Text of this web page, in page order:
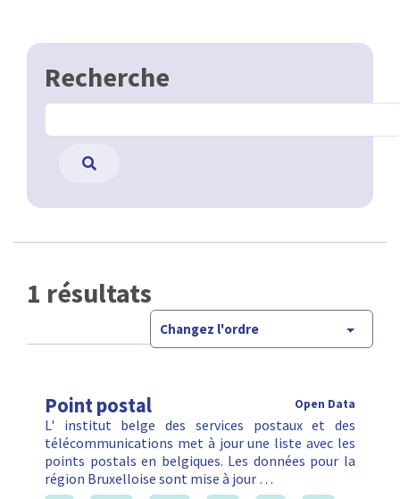
Recherche
1 résultats
Changez l'ordre
Point postal Open Data
L' institut belge des services postaux et des
télécommunications met à jour une liste avec les
points postals en belgiques. Les données pour la
région Bruxelloise sont mise à jour …